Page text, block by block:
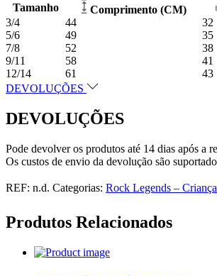
Tamanho Comprimento (CM)
3/4
44
32
5/6
49
35
7/8
52
38
9/11
58
41
12/14
61
43
DEVOLUÇÕES
DEVOLUÇÕES
Pode devolver os produtos até 14 dias após a
Os custos de envio da devolução são
REF: n.d. Categorias: Rock Legends – Criança
Produtos Relacionados